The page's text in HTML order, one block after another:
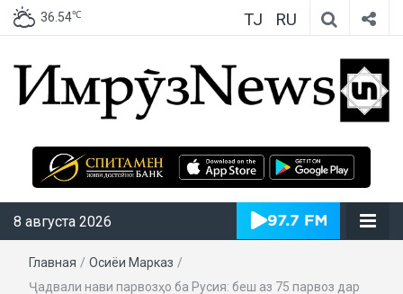
36.54℃ TJ RU
ИмрӯзNews
8 августа 2026
Главная / Осиёи Марказӣ /
Ҷадвали нави парвозҳо ба Русия: беш аз 75 парвоз дар